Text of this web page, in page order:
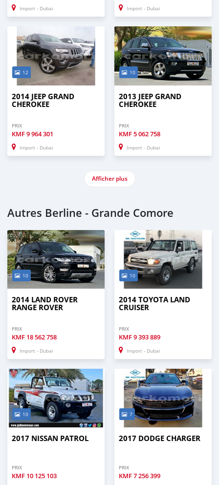
Import - Dubai Import - Dubai
12
2014 JEEP GRAND
CHEROKEE
PRIX
KMF9 964 301
Import - Dubai
10
2013 JEEP GRAND
CHEROKEE
PRIX
KMF5 062 758
Import - Dubai
Afficher plus
Autres Berline - Grande Comore
10
2014 LAND ROVER
RANGE ROVER
PRIX
KMF 18 562 758
Import - Dubai
10
2014 TOYOTA LAND
CRUISER
PRIX
KMF9 393 889
Import - Dubai
10
2017 NISSAN PATROL
PRIX
KMF 10 125 103
7
2017 DODGE CHARGER
PRIX
KMF7 256 399